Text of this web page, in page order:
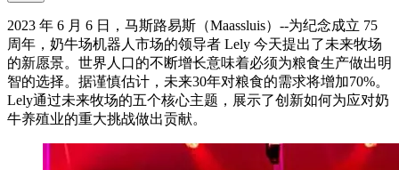
2023 年 6 月 6 日，马斯路易斯（Maassluis）--为纪念成立 75
周年，奶牛场机器人市场的领导者 Lely 今天提出了未来牧场
的新愿景。世界人口的不断增长意味着必须为粮食生产做出明
智的选择。据谨慎估计，未来30年对粮食的需求将增加70%。
Lely通过未来牧场的五个核心主题，展示了创新如何为应对奶
牛养殖业的重大挑战做出贡献。